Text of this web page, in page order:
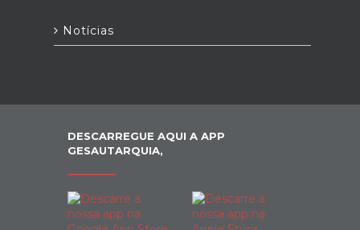
Notícias
DESCARREGUE AQUI A APP
GESAUTARQUIA,